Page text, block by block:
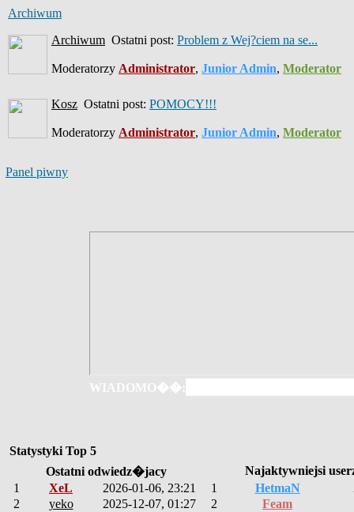
Archiwum
Archiwum Ostatni post: Problem z Wej?ciem na se...
Moderatorzy Administrator, Junior Admin, Moderator
Kosz Ostatni post: POMOCY!!!
Moderatorzy Administrator, Junior Admin, Moderator
Panel piwny
WIADOMO��:
Statystyki Top 5
Ostatni odwiedz�jacy
Najaktywniejsi
1
XeL
2026-01-06, 23:21
2
yeko
2025-12-07, 01:27
1 HetmaN
2
Feam